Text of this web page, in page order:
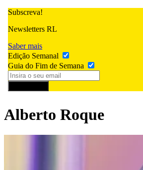
Subscreva!
Newsletters RL
Saber mais
Edição Semanal
Guia do Fim de Semana
Alberto Roque